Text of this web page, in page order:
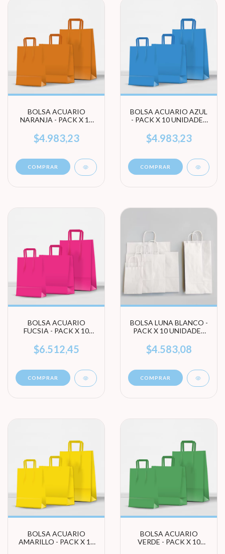
BOLSA ACUARIO
NARANJA - PACK X 10
TAMAÑO)
$4.983,23
COMPRAR
BOLSA ACUARIO AZUL
- PACK X 10 UNIDADES
$4.983,23
COMPRAR
BOLSA ACUARIO
FUCSIA - PACK X 10
TAMAÑO)
$6.512,45
COMPRAR
BOLSA LUNA BLANCO -
PACK X 10 UNIDADES
$4.583,08
COMPRAR
BOLSA ACUARIO
AMARILLO - PACK X 10
BOLSA ACUARIO
VERDE - PACK X 10